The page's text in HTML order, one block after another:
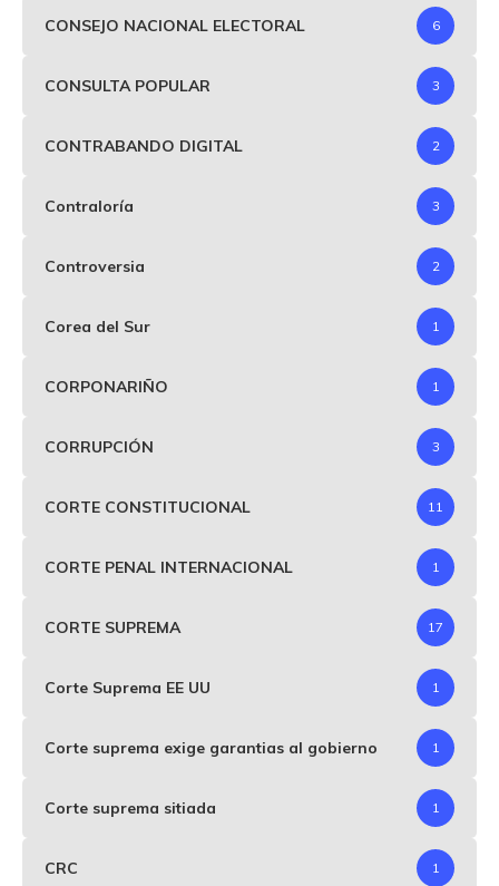
CONSEJO NACIONAL ELECTORAL 6
CONSULTA POPULAR 3
CONTRABANDO DIGITAL 2
Contraloría 3
Controversia 2
Corea del Sur 1
CORPONARIÑO 1
CORRUPCIÓN 3
CORTE CONSTITUCIONAL 11
CORTE PENAL INTERNACIONAL 1
CORTE SUPREMA 17
Corte Suprema EE UU 1
Corte suprema exige garantias al gobierno 1
Corte suprema sitiada 1
CRC 1